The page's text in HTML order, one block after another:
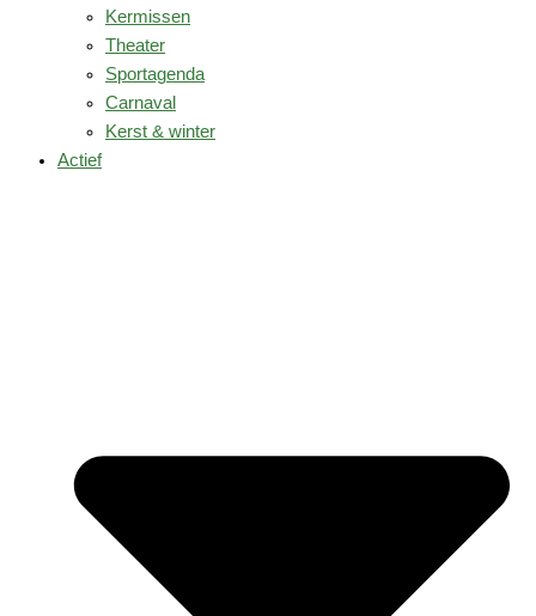
Kermissen
Theater
Sportagenda
Carnaval
Kerst & winter
Actief